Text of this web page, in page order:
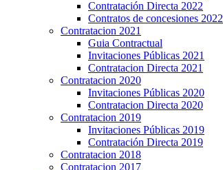
Contratación Directa 2022
Contratos de concesiones 2022
Contratacion 2021
Guia Contractual
Invitaciones Públicas 2021
Contratacion Directa 2021
Contratacion 2020
Invitaciones Públicas 2020
Contratacion Directa 2020
Contratacion 2019
Invitaciones Públicas 2019
Contratación Directa 2019
Contratacion 2018
Contratacion 2017